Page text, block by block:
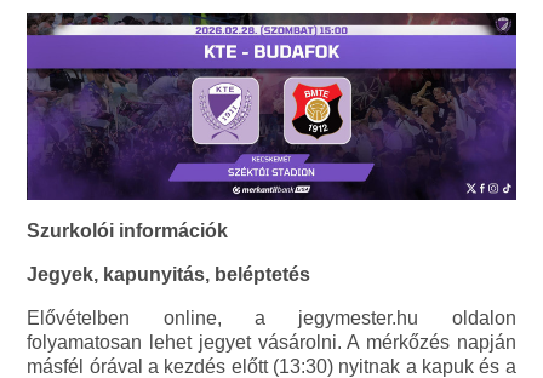
Szurkolói információk
Jegyek, kapunyitás, beléptetés
Elővételben online, a jegymester.hu oldalon
folyamatosan lehet jegyet vásárolni. A mérkőzés napján
másfél órával a kezdés előtt (13:30) nyitnak a kapuk és a